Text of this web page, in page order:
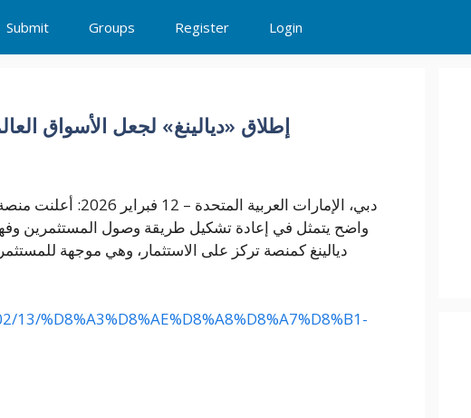
Submit Groups Register Login
إطلاق «ديالينغ» لجعل الأسواق
دبي، الإمارات
واضح يتمثل في إعادة تشكيل طريقة وصول المستثمرين
ديالينغ كمنصة تركز على الاستثمار، وهي موجهة
%D8%A3%D8%AE%D8%A8%D8%A7%D8%B1-